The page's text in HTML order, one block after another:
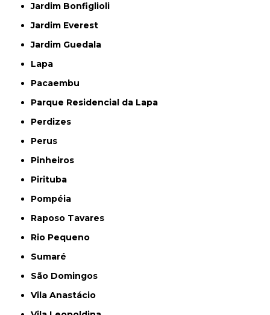
Jardim Bonfiglioli
Jardim Everest
Jardim Guedala
Lapa
Pacaembu
Parque Residencial da Lapa
Perdizes
Perus
Pinheiros
Pirituba
Pompéia
Raposo Tavares
Rio Pequeno
Sumaré
São Domingos
Vila Anastácio